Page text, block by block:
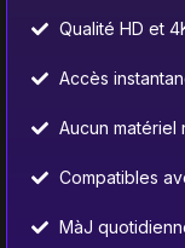
Qualité HD et
Accès
Aucun matériel
Compatibles
MàJ